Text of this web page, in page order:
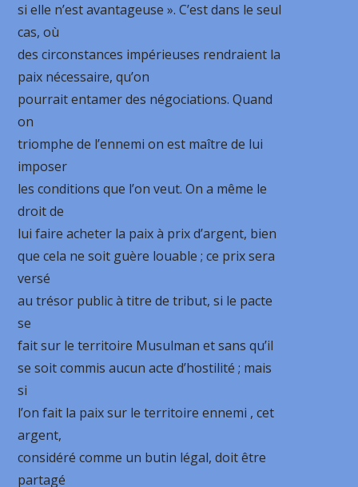
si elle n’est avantageuse ». C’est dans le seul
cas, où
des circonstances impérieuses rendraient la
paix nécessaire, qu’on
pourrait entamer des négociations. Quand
on
triomphe de l’ennemi on est maître de lui
imposer
les conditions que l’on veut. On a même le
droit de
lui faire acheter la paix à prix d’argent, bien
que cela ne soit guère louable ; ce prix sera
versé
au trésor public à titre de tribut, si le pacte
se
fait sur le territoire Musulman et sans qu’il
se soit commis aucun acte d’hostilité ; mais
si
l’on fait la paix sur le territoire ennemi , cet
argent,
considéré comme un butin légal, doit être
partagé